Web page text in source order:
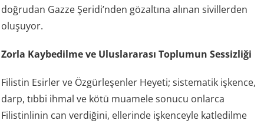
doğrudan Gazze Şeridi’nden gözaltına alınan sivillerden
oluşuyor.
Zorla Kaybedilme ve Uluslararası Toplumun Sessizliği
Filistin Esirler ve Özgürleşenler Heyeti; sistematik işkence,
darp, tıbbi ihmal ve kötü muamele sonucu onlarca
Filistinlinin can verdiğini, ellerinde işkenceyle katledilme